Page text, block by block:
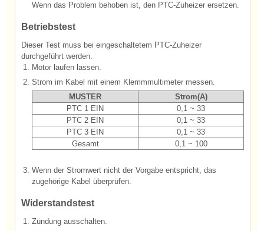
Wenn das Problem behoben ist, den PTC-Zuheizer ersetzen.
Betriebstest
Dieser Test muss bei eingeschaltetem PTC-Zuheizer
durchgeführt werden.
1. Motor laufen lassen.
2. Strom im Kabel mit einem Klemmmultimeter messen.
MUSTER
Strom(A)
PTC 1 EIN
0,1 ~ 33
PTC 2 EIN
0,1 ~ 33
PTC 3 EIN
0,1 ~ 33
Gesamt
0,1 ~ 100
3. Wenn der Stromwert nicht der Vorgabe entspricht, das
zugehörige Kabel überprüfen.
Widerstandstest
1. Zündung ausschalten.